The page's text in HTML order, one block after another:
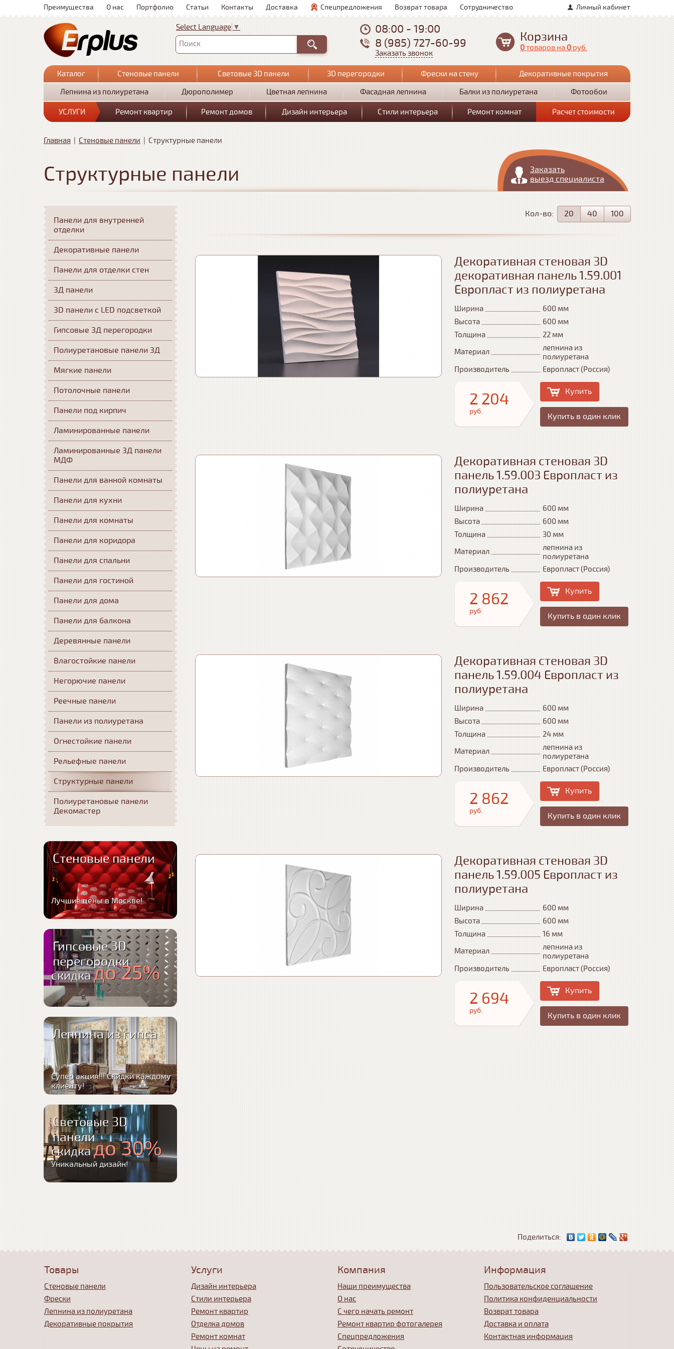
Личный кабинет
Преимущества О нас Портфолио Статьи Контакты Доставка Спецпредложения Возврат товара Сотрудничество
Select Language ▼
Поиск
08:00 - 19:00
8 (985) 727-60-99
Заказать звонок
Корзина
0товаров на 0 руб.
Каталог Стеновые панели Световые 3D панели 3D перегородки Фрески на стену
Декоративные покрытия
Лепнина из полиуретана
Дюрополимер Цветная лепнина Фасадная лепнина Балки из полиуретана Фотообои
УСЛУГИ Ремонт квартир Ремонт домов Дизайн интерьера Стили интерьера Ремонт комнат Расчет стоимости
Главная | Стеновые панели | Структурные панели
Заказать
выезд специалиста
Структурные панели
Кол-во: 20 40 100
Декоративная стеновая 3D
декоративная панель 1.59.001
Европласт из полиуретана
Ширина
600 мм
Высота
600 мм
Толщина
22 мм
Материал
лепнина из
полиуретана
Производитель
Европласт (Россия)
2 204
руб.
Купить
Купить в один клик
Декоративная стеновая 3D
панель 1.59.003 Европласт из
полиуретана
Ширина
600 мм
Высота
600 мм
Толщина
30 мм
Материал
лепнина из
полиуретана
Производитель
Европласт (Россия)
2 862
руб.
Купить
Купить в один клик
Декоративная стеновая 3D
панель 1.59.004 Европласт из
полиуретана
Ширина
600 мм
Высота
600 мм
Толщина
24 мм
Материал
лепнина из
полиуретана
Производитель
Европласт (Россия)
2 862
руб.
Купить
Купить в один клик
Декоративная стеновая 3D
панель 1.59.005 Европласт из
полиуретана
Ширина
600 мм
Высота
600 мм
Толщина
16 мм
Материал
лепнина из
полиуретана
Производитель
Европласт (Россия)
2 694
руб.
Купить
Купить в один клик
Панели для внутренней
отделки
Декоративные панели
Панели для отделки стен
3Д панели
3D панели с LED подсветкой
Гипсовые 3Д перегородки
Полиуретановые панели 3Д
Мягкие панели
Потолочные панели
Панели под кирпич
Ламинированные панели
Ламинированные 3Д панели
МДФ
Панели для ванной комнаты
Панели для кухни
Панели для комнаты
Панели для коридора
Панели для спальни
Панели для гостиной
Панели для дома
Панели для балкона
Деревянные панели
Влагостойкие панели
Негорючие панели
Реечные панели
Панели из полиуретана
Огнестойкие панели
Рельефные панели
Структурные панели
Полиуретановые панели
Декомастер
Стеновые панели
Лучшие цены в Москве!
Гипсовые 3D
перегородки
скидкадо 25%
Лепнина из гипса
Супер акция!!! Скидки каждому
клиенту!
Световые 3D
панели
скидкадо 30%
Уникальный дизайн!
Поделиться:
Товары
Стеновые панели
Фрески
Лепнина из полиуретана
Декоративные покрытия
Услуги
Дизайн интерьера
Стили интерьера
Ремонт квартир
Отделка домов
Ремонт комнат
Компания
Наши преимущества
О нас
С чего начать ремонт
Ремонт квартир фотогалерея
Спецпредложения
Информация
Пользовательское соглашение
Политика конфиденциальности
Возврат товара
Доставка и оплата
Контактная информация